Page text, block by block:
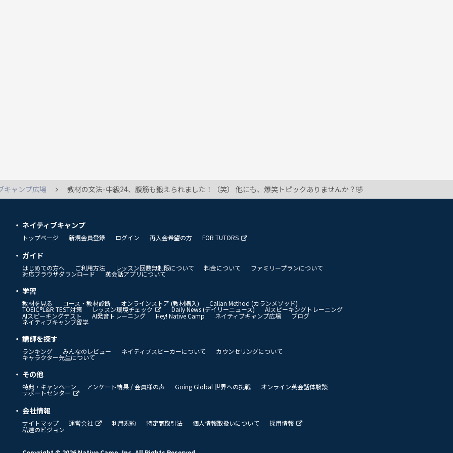
キャンプ広場 教材の文法-中級24、腹筋も鍛えられました！（笑） 他にも、爆笑トピックありませんか？🤣
ネイティブキャンプ
トップページ 新規会員登録 ログイン 再入会希望の方 FOR TUTORS
ガイド
はじめての方へ ご利用方法 レッスン回数無制限について 料金について ファミリープランについて
対応ブラウザダウンロード 英会話アプリについて
学習
教材を見る コース・教材診断 オンラインストア (教材購入) Callan Method (カランメソッド)
TOEIC®L&R TEST対策 レッスン環境チェック Daily News (デイリーニュース)
AIスピーキングトレーニング
AIスピーキングテスト
AI発音トレーニング Hey! Native Camp ネイティブキャンプ広場 ブログ
ネイティブキャンプ留学
講師を探す
ランキング みんなのレビュー ネイティブスピーカーについて カウンセリングについて
キャラクター先生について
その他
特典・キャンペーン アンケート結果 / 会員様の声 Going Global 世界への挑戦 オンライン英会話体験談
サポートセンター
会社情報
サイトマップ 運営会社 利用規約 特定商取引法 個人情報取扱いについて 採用情報
私達のビジョン